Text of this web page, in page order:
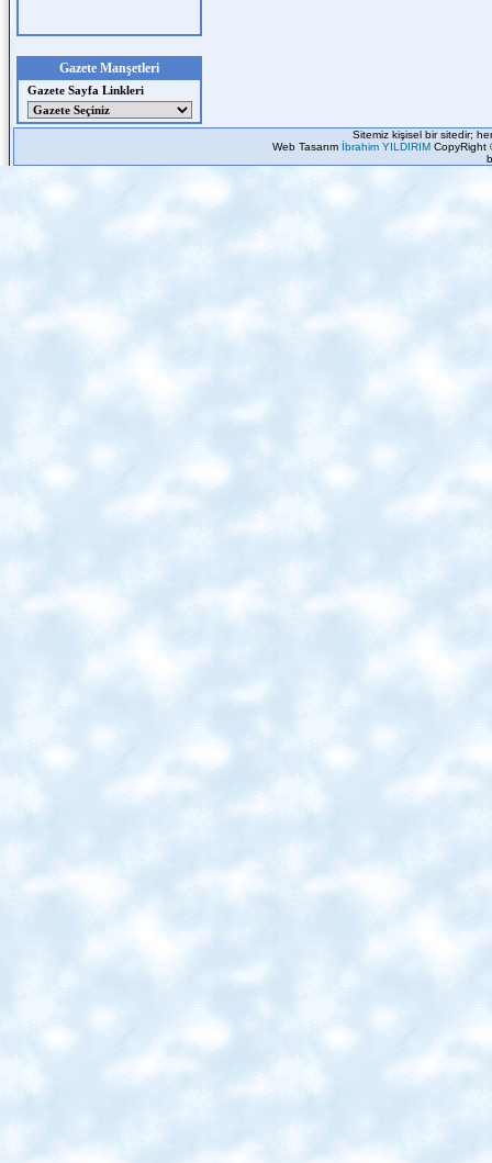
Gazete Manşetleri
Gazete Sayfa Linkleri
Sitemiz kişisel bir sitedir;
Web Tasarım İbrahim YILDIRIM CopyRight